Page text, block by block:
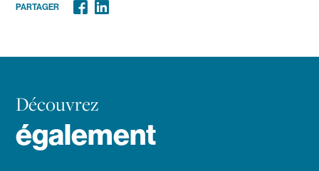
PARTAGER FacebookLinkedin
Découvrez
également